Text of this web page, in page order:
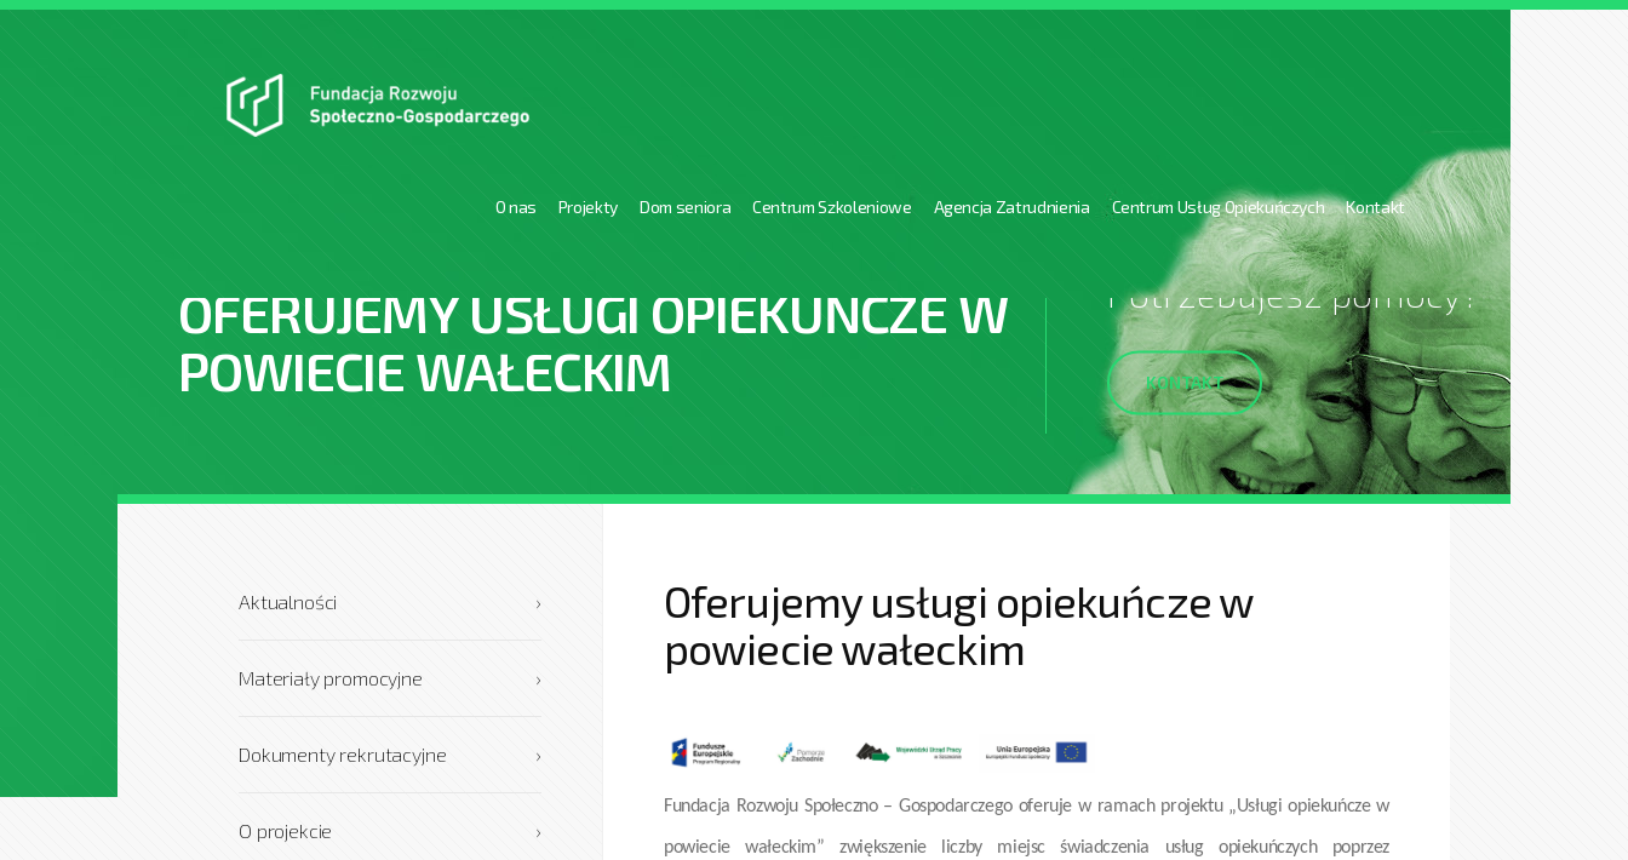
O nas Projekty Dom seniora Centrum Szkoleniowe Agencja Zatrudnienia Centrum Usług Opiekuńczych Kontakt
OFERUJEMY USŁUGI OPIEKUŃCZE W
POWIECIE WAŁECKIM
Potrzebujesz pomocy?
KONTAKT
›
Aktualności
›
Materiały promocyjne
›
Dokumenty rekrutacyjne
›
O projekcie
Oferujemy usługi opiekuńcze w
powiecie wałeckim
Fundacja Rozwoju Społeczno – Gospodarczego oferuje w ramach projektu „Usługi opiekuńcze w
powiecie wałeckim” zwiększenie liczby miejsc świadczenia usług opiekuńczych poprzez